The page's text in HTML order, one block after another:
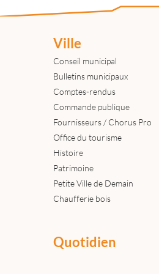
Ville
Conseil municipal
Bulletins municipaux
Comptes-rendus
Commande publique
Fournisseurs / Chorus Pro
Office du tourisme
Histoire
Patrimoine
Petite Ville de Demain
Chaufferie bois
Quotidien